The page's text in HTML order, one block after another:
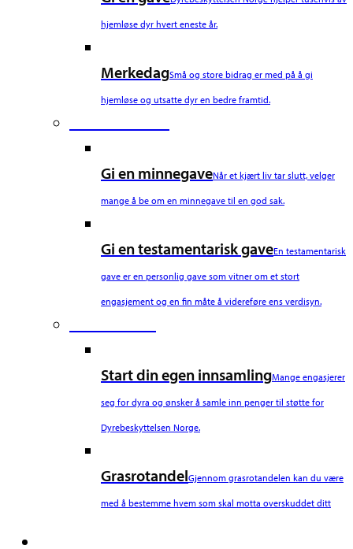
hjemløse dyr hvert eneste år.
MerkedagSmå og store bidrag er med på å gi
hjemløse og utsatte dyr en bedre framtid.
Gi en minnegaveNår et kjært liv tar slutt, velger
mange å be om en minnegave til en god sak.
Gi en testamentarisk gaveEn testamentarisk
gave er en personlig gave som vitner om et stort
engasjement og en fin måte å videreføre ens verdisyn.
Start din egen innsamlingMange engasjerer
seg for dyra og ønsker å samle inn penger til støtte for
Dyrebeskyttelsen Norge.
GrasrotandelGjennom grasrotandelen kan du være
med å bestemme hvem som skal motta overskuddet ditt